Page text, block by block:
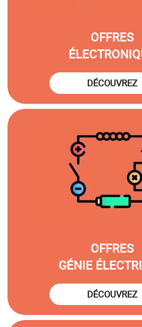
OFFRES
DÉCOUVREZ
OFFRES
GÉNIE
DÉCOUVREZ